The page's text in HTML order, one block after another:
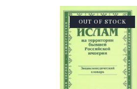
OUT OF STOCK